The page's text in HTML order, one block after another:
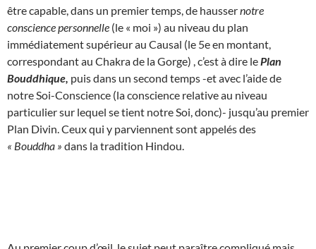
être capable, dans un premier temps, de haussernotre
conscience personnelle (le « moi ») au niveau du plan
immédiatement supérieur au Causal (le 5e en montant,
correspondant au Chakra de la Gorge) , c’est à dire le Plan
Bouddhique, puis dans un second temps -et avec l’aide de
notre Soi-Conscience (la conscience relative au niveau
particulier sur lequel se tient notre Soi, donc)- jusqu’au premier
Plan Divin. Ceux qui y parviennent sont appelés des
« Bouddha » dans la tradition Hindou.